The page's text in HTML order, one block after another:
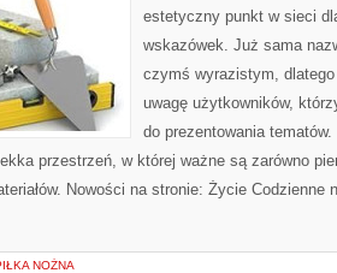
estetyczny punkt w sieci
wskazówek. Już sama
czymś wyrazistym,
uwagę użytkowników,
do prezentowania
przestrzeń, w której ważne są zarówno
Nowości na stronie: Życie Codzienne
NOŻNA